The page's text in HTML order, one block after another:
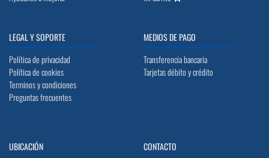
LEGAL Y SOPORTE
Política de privacidad
Política de cookies
Terminos y condiciones
Preguntas frecuentes
MEDIOS DE PAGO
Transferencia bancaria
Tarjetas débito y crédito
UBICACIÓN
CONTACTO